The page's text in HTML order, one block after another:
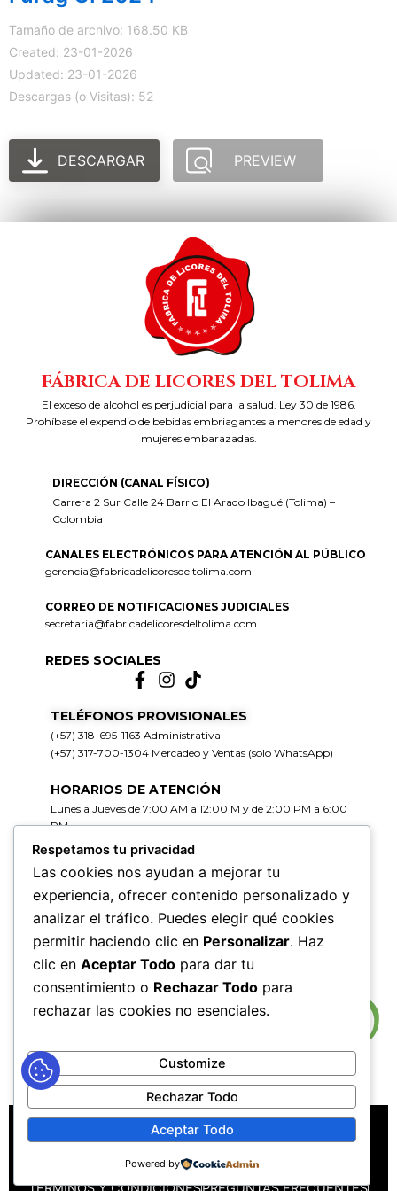
Tamaño de archivo: 168.50 KB
Created: 23-01-2026
Updated: 23-01-2026
Descargas (o Visitas): 52
DESCARGAR PREVIEW
FÁBRICA DE LICORES DEL TOLIMA
El exceso de alcohol es perjudicial para la salud. Ley 30 de 1986.
Prohíbase el expendio de bebidas embriagantes a menores de edad y
mujeres embarazadas.
DIRECCIÓN (CANAL FÍSICO)
Carrera 2 Sur Calle 24 Barrio El Arado Ibagué (Tolima) –
Colombia
CANALES ELECTRÓNICOS PARA ATENCIÓN AL PÚBLICO
gerencia@fabricadelicoresdeltolima.com
CORREO DE NOTIFICACIONES JUDICIALES
secretaria@fabricadelicoresdeltolima.com
REDES SOCIALES
TELÉFONOS PROVISIONALES
(+57) 318-695-1163 Administrativa
(+57) 317-700-1304 Mercadeo y Ventas (solo WhatsApp)
HORARIOS DE ATENCIÓN
Lunes a Jueves de 7:00 AM a 12:00 M y de 2:00 PM a 6:00
PM
Viernes de 7:00 AM a 12:00 M y de 2:00 PM a 5:00 PM
HORARIOS DE RADICACIÓN DE
CORRESPONDENCIA
Lunes a Jueves de 7:30 AM a 11:30 AM y de 2:00 PM a 5:00
PM
MAPA DEL SITIOPOLÍTICAS DE PRIVACIDAD
POLÍTICAS DE DERECHOS DE AUTOR
POLÍTICA DE TRATAMIENTO DE DATOS PERSONALES
Respetamos tu privacidad
Las cookies nos ayudan a mejorar tu
experiencia, ofrecer contenido personalizado y
analizar el tráfico. Puedes elegir qué cookies
permitir haciendo clic en Personalizar. Haz
clic en Aceptar Todo para dar tu
consentimiento o Rechazar Todo para
rechazar las cookies no esenciales.
Customize
Rechazar Todo
Aceptar Todo
Powered by